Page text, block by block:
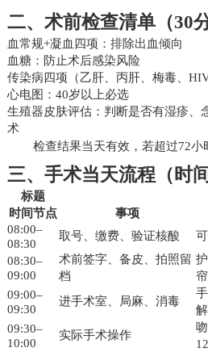
二、术前检查清单（30
血常规+凝血四项：排除出血倾向
血糖：防止术后感染风险
传染病四项（乙肝、丙肝、梅毒、
心电图：40岁以上必选
生殖器皮肤评估：判断是否有湿疹、
术
检查结果当天有效，若超过72小
三、手术当天流程（时间
标题
时间节点
事项
08:00–
08:30
取号、缴费、验证核酸
08:30–
09:00
术前签字、备皮、拍照留
档
09:00–
09:30
进手术室、局麻、消毒
09:30–
10:00
实际手术操作